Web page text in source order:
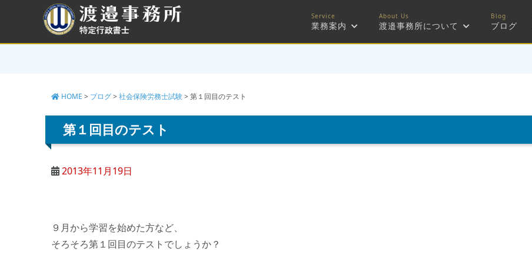
ン
業務案内 渡邉事務所について ブログ
HOME > ブログ> 社会保険労務士試験> 第１回目のテスト
第１回目のテスト
2013年11月19日
９月から学習を始めた方など、
そろそろ第１回目のテストでしょうか？